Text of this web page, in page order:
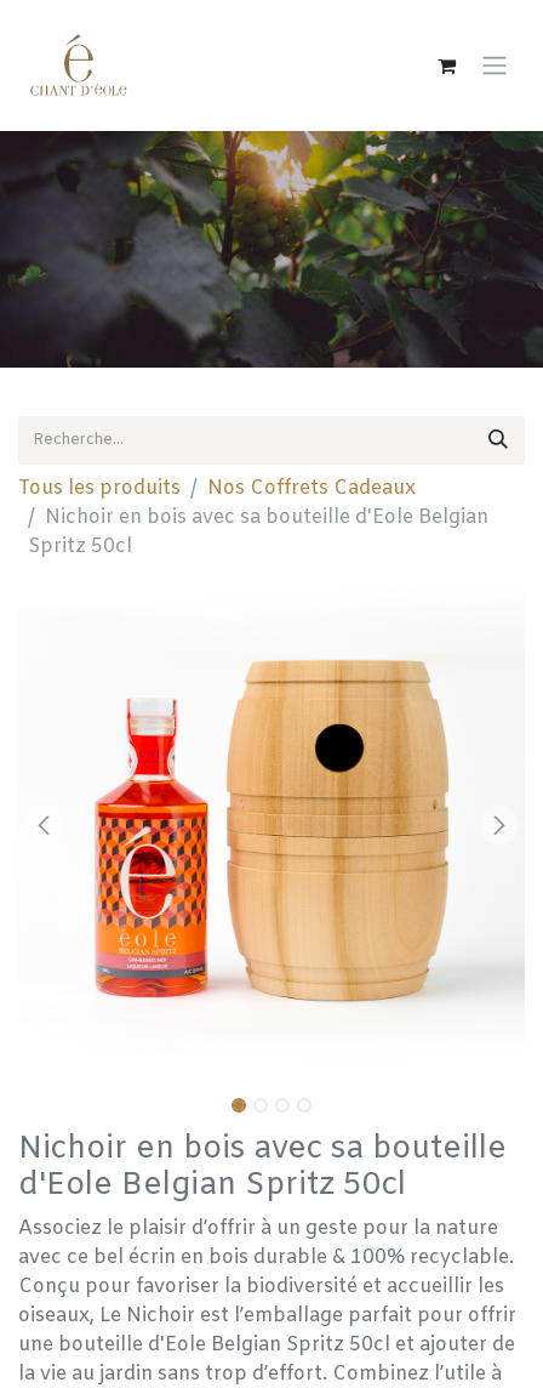
Tous les produits
Nos Coffrets Cadeaux
Nichoir en bois avec sa bouteille d'Eole Belgian
Spritz 50cl
Nichoir en bois avec sa bouteille
d'Eole Belgian Spritz 50cl
Associez le plaisir d’offrir à un geste pour la nature
avec ce bel écrin en bois durable & 100% recyclable.
Conçu pour favoriser la biodiversité et accueillir les
oiseaux, Le Nichoir est l’emballage parfait pour offrir
une bouteille d'Eole Belgian Spritz 50cl et ajouter de
la vie au jardin sans trop d’effort. Combinez l’utile à